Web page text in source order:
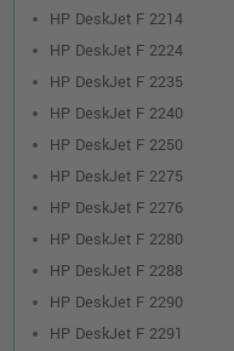
HP DeskJet F 2214
HP DeskJet F 2224
HP DeskJet F 2235
HP DeskJet F 2240
HP DeskJet F 2250
HP DeskJet F 2275
HP DeskJet F 2276
HP DeskJet F 2280
HP DeskJet F 2288
HP DeskJet F 2290
HP DeskJet F 2291